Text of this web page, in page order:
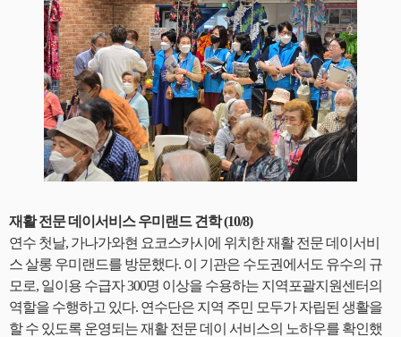
재활 전문 데이서비스 우미랜드 견학 (10/8)
연수 첫날, 가나가와현 요코스카시에 위치한 재활 전문 데이서비
스 살롱 우미랜드를 방문했다. 이 기관은 수도권에서도 유수의 규
모로, 일이용 수급자 300명 이상을 수용하는 지역포괄지원센터의
역할을 수행하고 있다. 연수단은 지역 주민 모두가 자립된 생활을
할 수 있도록 운영되는 재활 전문 데이 서비스의 노하우를 확인했